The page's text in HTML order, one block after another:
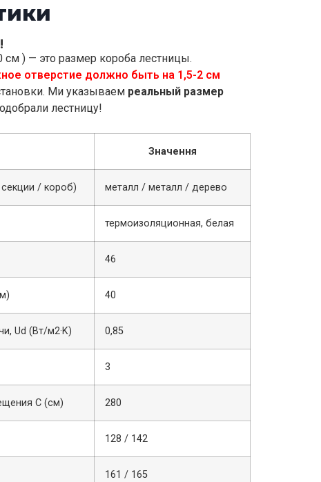
) — это размер короба лестницы.
отверстие должно быть на 1,5-2 см
Ми указываем реальный размер
лестницу!
Значення
/ короб) металл / металл / дерево
термоизоляционная, белая
46
40
Ud (Вт/м2·K) 0,85
3
С (см) 280
128 / 142
161 / 165